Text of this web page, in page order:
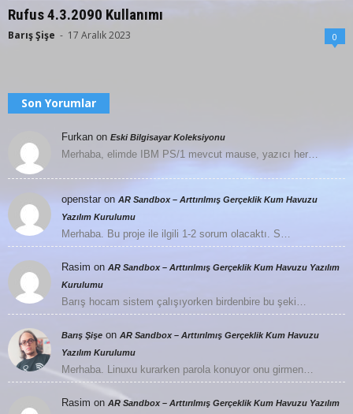
Rufus 4.3.2090 Kullanımı
Barış Şişe - 17 Aralık 2023 0
Son Yorumlar
Furkan on Eski Bilgisayar Koleksiyonu
Merhaba, elimde IBM PS/1 mevcut mause, yazıcı her…
openstar on AR Sandbox – Arttırılmış Gerçeklik Kum Havuzu
Yazılım Kurulumu
Merhaba. Bu proje ile ilgili 1-2 sorum olacaktı. S…
Rasim on AR Sandbox – Arttırılmış Gerçeklik Kum Havuzu Yazılım
Kurulumu
Barış hocam sistem çalışıyorken birdenbire bu şeki…
Barış Şişe on AR Sandbox – Arttırılmış Gerçeklik Kum Havuzu
Yazılım Kurulumu
Merhaba. Linuxu kurarken parola konuyor onu girmen…
Rasim on AR Sandbox – Arttırılmış Gerçeklik Kum Havuzu Yazılım